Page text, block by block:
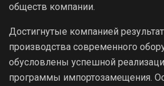
обществ компании.
Достигнутые компанией
производства современного
обусловлены успешной
программы импортозамещения.